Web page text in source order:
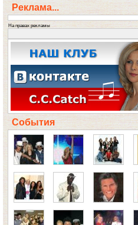
Реклама...
На правах рекламы
События